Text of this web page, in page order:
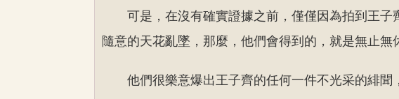
可是，在沒有確實證據之前，僅僅因為拍到王
隨意的天花亂墜，那麼，他們會得到的，就是無止無
他們很樂意爆出王子齊的任何一件不光采的緋聞